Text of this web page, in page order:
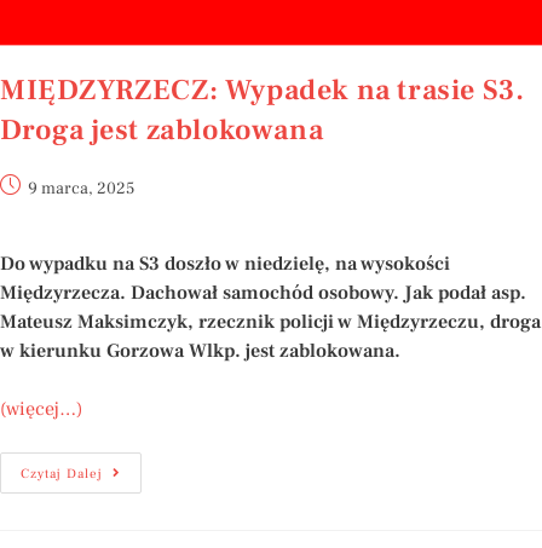
MIĘDZYRZECZ: Wypadek na trasie S3.
Droga jest zablokowana
9 marca, 2025
Do wypadku na S3 doszło w niedzielę, na wysokości
Międzyrzecza. Dachował samochód osobowy. Jak podał asp.
Mateusz Maksimczyk, rzecznik policji w Międzyrzeczu, droga
w kierunku Gorzowa Wlkp. jest zablokowana.
(więcej…)
Czytaj Dalej